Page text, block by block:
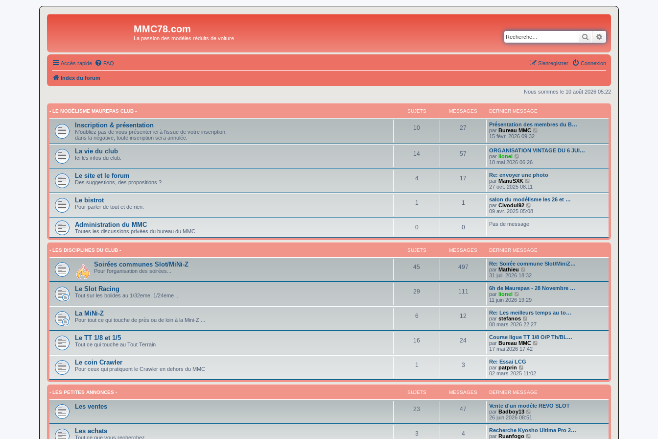
MMC78.com
La passion des modèles réduits de voiture Rechercher
Accès rapide FAQ Connexion
S’enregistrer
Index du forum
Nous sommes le 10 août 2026 05:22
- LE MODÉLISME MAUREPAS CLUB - SUJETS MESSAGES DERNIER MESSAGE
Inscription & présentation
N'oubliez pas de vous présenter ici à l'issue de votre inscription,
dans la négative, toute inscription sera annulée.
10 27
Présentation des membres du B…
par Bureau MMC
r
l
e
r
e
r
s
e
15 févr. 2026 09:32
La vie du club
Ici les infos du club.
14 57
ORGANISATION VINTAGE DU 6 JUI…
par lionel
o
i
r
l
e
r
n
i
r
e
s
s
g
e
18 mai 2026 06:26
Le site et le forum
Des suggestions, des propositions ?
4 17
Re: envoyer une photo
par ManuSXK
o
i
r
l
e
i
r
m
e
s
a
27 oct. 2025 08:11
Le bistrot
Pour parler de tout et de rien.
1 1
salon du modélisme les 26 et …
par Civodul92
o
i
d
r
n
i
r
m
e
s
a
g
e
09 avr. 2025 05:08
Administration du MMC
Toutes les discussions privées du bureau du MMC.
0 0 Pas de message
- LES DISCIPLINES DU CLUB - SUJETS MESSAGES DERNIER MESSAGE
Soirées communes Slot/MiNi-Z
Pour l'organisation des soirées...
45 497
Re: Soirée commune Slot/MiniZ…
par Mathieu
o
i
r
e
r
n
i
r
m
e
s
g
e
31 juil. 2026 18:32
Le Slot Racing
Tout sur les bolides au 1/32eme, 1/24eme ...
29 111
6h de Maurepas - 28 Novembre …
par lionel
o
i
r
l
e
r
n
i
r
m
e
s
a
g
e
11 juin 2026 19:29
La MiNi-Z
Pour tout ce qui touche de près ou de loin à la Mini-Z ...
6 12
Re: Les meilleurs temps au to…
par stefanos
o
i
r
l
e
n
i
e
m
e
s
s
a
g
e
08 mars 2026 22:27
Le TT 1/8 et 1/5
Tout ce qui touche au Tout Terrain
16 24
Course ligue TT 1/8 O/P Th/BL…
par Bureau MMC
i
e
i
e
e
s
17 mai 2026 17:42
Le coin Crawler
Pour ceux qui pratiquent le Crawler en dehors du MMC
1 3
Re: Essai LCG
par patprin
o
i
r
l
e
r
n
i
e
r
02 mars 2025 11:02
- LES PETITES ANNONCES - SUJETS MESSAGES DERNIER MESSAGE
Les ventes 23 47
Vente d'un modèle REVO SLOT
par Badboy13
i
r
26 juin 2026 08:51
Les achats
Tout ce que vous recherchez
3 4
Recherche Kyosho Ultima Pro 2…
par Ruanfogo